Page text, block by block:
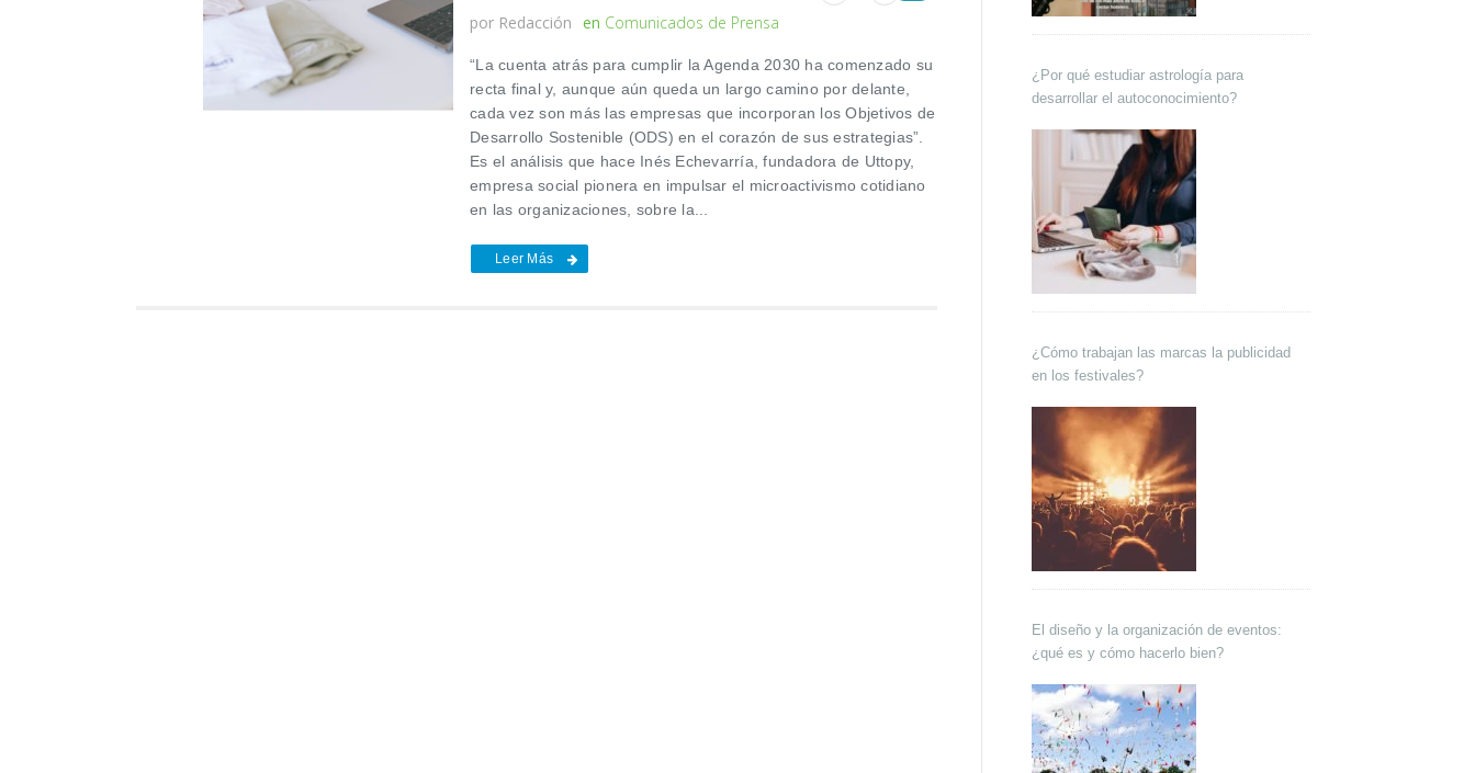
por Redacción en Comunicados de Prensa
“La cuenta atrás para cumplir la Agenda 2030 ha comenzado su
recta final y, aunque aún queda un largo camino por delante,
cada vez son más las empresas que incorporan los Objetivos de
Desarrollo Sostenible (ODS) en el corazón de sus estrategias”.
Es el análisis que hace Inés Echevarría, fundadora de Uttopy,
empresa social pionera en impulsar el microactivismo cotidiano
en las organizaciones, sobre la...
Leer Más
¿Por qué estudiar astrología para
desarrollar el autoconocimiento?
¿Cómo trabajan las marcas la publicidad
en los festivales?
El diseño y la organización de eventos:
¿qué es y cómo hacerlo bien?